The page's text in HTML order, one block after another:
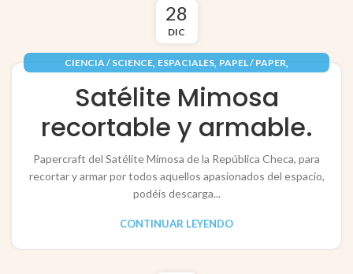
28
DIC
CIENCIA / SCIENCE, ESPACIALES, PAPEL / PAPER,
VEHÍCULOS / VEHICLES
Satélite Mimosa
recortable y armable.
Papercraft del Satélite Mimosa de la República Checa, para
recortar y armar por todos aquellos apasionados del espacio,
podéis descarga...
CONTINUAR LEYENDO